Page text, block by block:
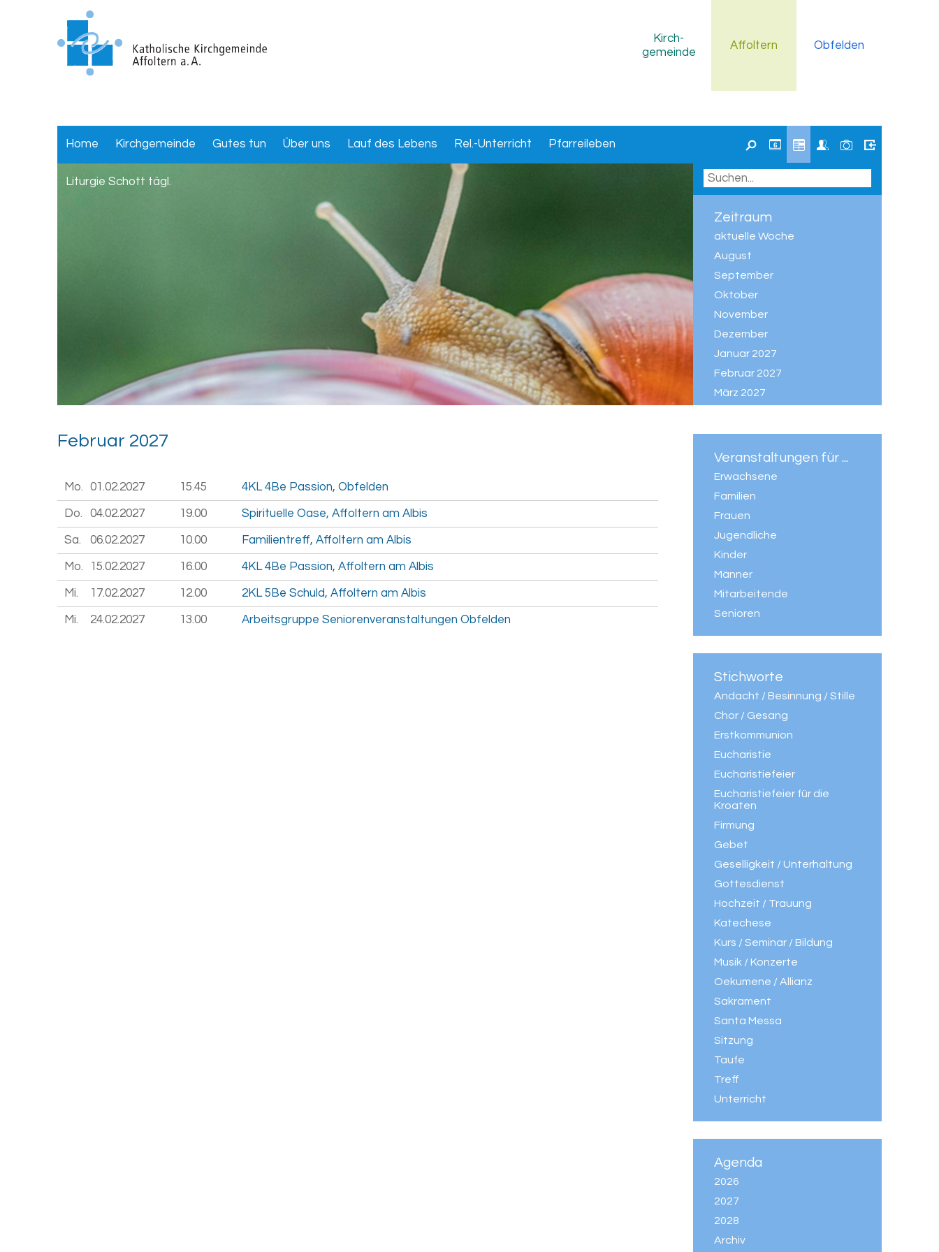
Kirch-
gemeinde
Affoltern Obfelden
6
Home Kirchgemeinde Gutes tun Über uns Lauf des Lebens Rel.-Unterricht Pfarreileben
Liturgie Schott tägl.
Zeitraum
aktuelle Woche
August
September
Oktober
November
Dezember
Januar 2027
Februar 2027
März 2027
Mai 2027
Juni 2027
Juli 2027
Veranstaltungen für ...
Erwachsene
Familien
Frauen
Jugendliche
Kinder
Männer
Mitarbeitende
Senioren
Stichworte
Andacht / Besinnung / Stille
Chor / Gesang
Erstkommunion
Eucharistie
Eucharistiefeier
Eucharistiefeier für die
Kroaten
Firmung
Gebet
Geselligkeit / Unterhaltung
Gottesdienst
Hochzeit / Trauung
Katechese
Kurs / Seminar / Bildung
Musik / Konzerte
Oekumene / Allianz
Sakrament
Santa Messa
Sitzung
Taufe
Treff
Unterricht
Agenda
2026
2027
2028
Archiv
Fe­bru­ar 2027
Mo. 01.02.2027 15.45 4KL 4Be Passion, Obfelden
Do. 04.02.2027 19.00 Spirituelle Oase, Affoltern am Albis
Sa. 06.02.2027 10.00 Familientreff, Affoltern am Albis
Mo. 15.02.2027 16.00 4KL 4Be Passion, Affoltern am Albis
Mi. 17.02.2027 12.00 2KL 5Be Schuld, Affoltern am Albis
Mi. 24.02.2027 13.00 Arbeitsgruppe Seniorenveranstaltungen Obfelden